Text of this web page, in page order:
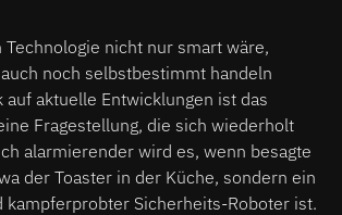
Technologie nicht nur smart wäre,
noch selbstbestimmt handeln
auf aktuelle Entwicklungen ist das
Fragestellung, die sich wiederholt
alarmierender wird es, wenn besagte
der Toaster in der Küche, sondern ein
kampferprobter Sicherheits-Roboter ist.